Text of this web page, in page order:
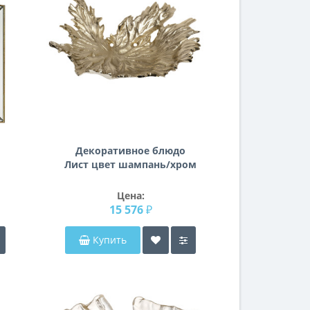
Декоративное блюдо
Лист цвет шампань/хром
Цена:
15 576 ₽
Купить